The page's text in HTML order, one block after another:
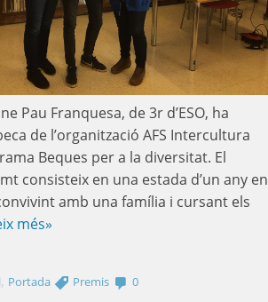
Pau Franquesa, de 3r d’ESO, ha
de l’organització AFS Intercultura
Beques per a la diversitat. El
consisteix en una estada d’un any en
amb una família i cursant els
més»
, Portada Premis 0